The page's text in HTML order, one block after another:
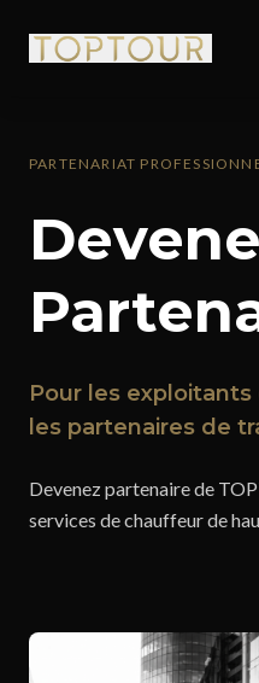
PARTENARIAT
Pour les
les partenaires de
Devenez partenaire de
services de chauffeur de